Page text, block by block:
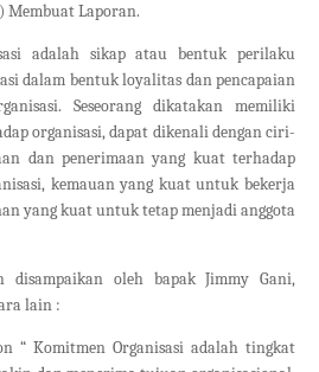
Membuat Laporan.
adalah sikap atau bentuk perilaku
dalam bentuk loyalitas dan pencapaian
Seseorang dikatakan memiliki
organisasi, dapat dikenali dengan ciri-
dan penerimaan yang kuat terhadap
kemauan yang kuat untuk bekerja
yang kuat untuk tetap menjadi anggota
disampaikan oleh bapak Jimmy Gani,
lain :
“ Komitmen Organisasi adalah tingkat